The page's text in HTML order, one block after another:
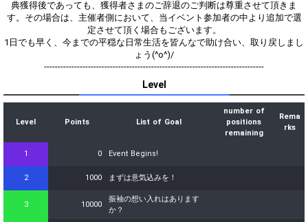
典獲得後であっても、獲得者さまのご辞退のご判断は尊重させて頂きま
す。その場合は、主催者側において、当イベント参加者の中より追加で選
定させて頂く場合もございます。
1日でも早く、今までの平穏な日常生活を皆んなで助け合い、取り戻しまし
ょう(^o^)/
--------------------------------------------------------------------------------
Level
Level Points List of Goal
number of
positions
remaining
Rema
rks
1 0 Event Begins!
2 1000 まずは意気込みを！
3 10000
振袖の想い入れはあります
か？